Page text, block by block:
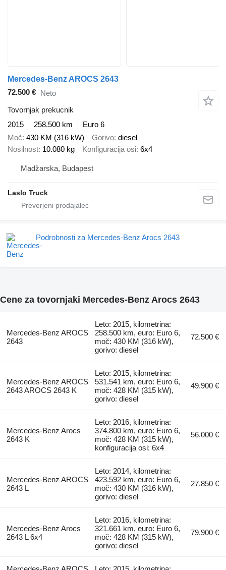
Mercedes-Benz AROCS 2643
72.500 € Neto
Tovornjak prekucnik
2015
258.500 km
Euro 6
Moč 430 KM (316 kW) Gorivo diesel
Nosilnost 10.080 kg Konfiguracija osi 6x4
Madžarska, Budapest
Laslo Truck
Podrobnosti za Mercedes-Benz Arocs 2643
Cene za tovornjaki Mercedes-Benz Arocs 2643
Mercedes-Benz AROCS
2643
Leto: 2015, kilometrina:
258.500 km, euro: Euro 6,
moč: 430 KM (316 kW),
gorivo: diesel
72.500 €
Mercedes-Benz AROCS
2643 AROCS 2643 K
Leto: 2015, kilometrina:
531.541 km, euro: Euro 6,
moč: 428 KM (315 kW),
gorivo: diesel
49.900 €
Mercedes-Benz Arocs
2643 K
Leto: 2016, kilometrina:
374.800 km, euro: Euro 6,
moč: 428 KM (315 kW),
konfiguracija osi: 6x4
56.000 €
Mercedes-Benz AROCS
2643 L
Leto: 2014, kilometrina:
423.592 km, euro: Euro 6,
moč: 430 KM (316 kW),
gorivo: diesel
27.850 €
Mercedes-Benz Arocs
2643 L 6x4
Leto: 2016, kilometrina:
321.661 km, euro: Euro 6,
moč: 428 KM (315 kW),
gorivo: diesel
79.900 €